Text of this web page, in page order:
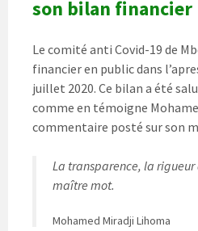
son bilan financier
Le comité anti Covid-19 de
financier en public dans
juillet 2020. Ce bilan a été
comme en témoigne
commentaire posté sur son
La transparence, la
maître mot.
Mohamed Miradji Lihoma